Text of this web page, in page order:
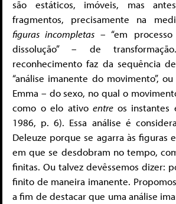
são estáticos, imóveis, mas
fragmentos, precisamente na
figuras incompletas – “em
dissolução” – de
reconhecimento faz da sequência
“análise imanente do movimento”,
Emma – do sexo, no qual o
como o elo ativoentre os instantes
1986, p. 6). Essa análise é
Deleuze porque se agarra às figuras
em que se desdobram no tempo,
finitas. Ou talvez devêssemos dizer:
finito de maneira imanente.
a fim de destacar que uma análise